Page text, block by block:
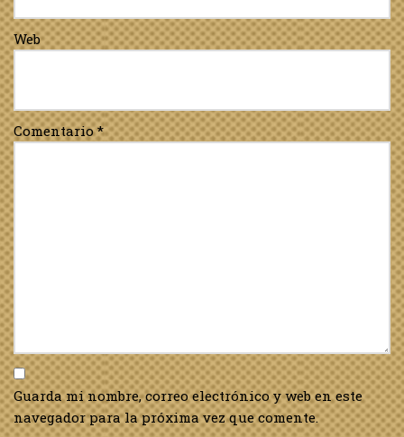
Web
Comentario*
Guarda mi nombre, correo electrónico y web en este
navegador para la próxima vez que comente.